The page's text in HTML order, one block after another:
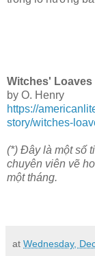
Witches' Loaves
by O. Henry
https://
story/witches-
(*) Đây là một số
chuyên viên vẽ
một tháng.
at Wednesday,